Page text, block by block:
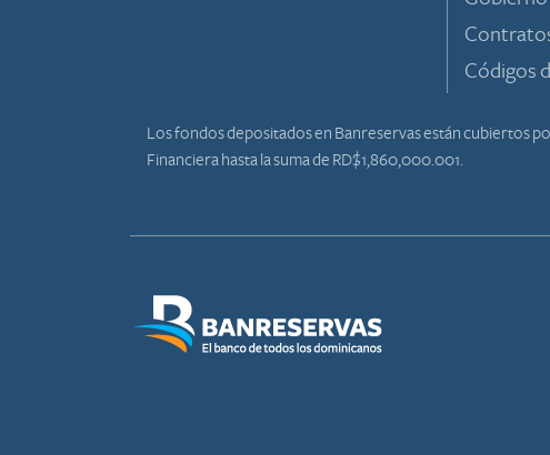
Códigos
Los fondos depositados en Banreservas están cubiertos
Financiera hasta la suma de RD$1,860,000.001.